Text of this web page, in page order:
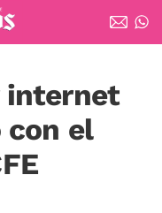
internet
con el